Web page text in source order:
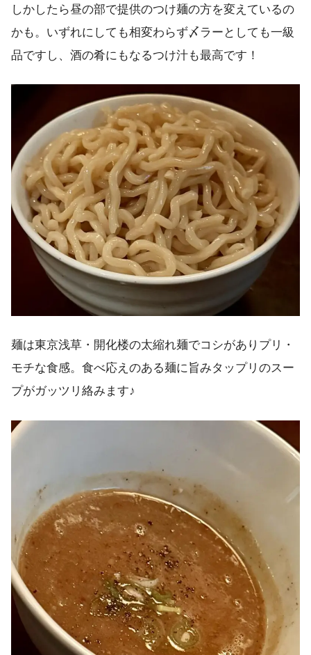
しかしたら昼の部で提供のつけ麺の方を変えているの
かも。いずれにしても相変わらず〆ラーとしても一級
品ですし、酒の肴にもなるつけ汁も最高です！
麺は東京浅草・開化楼の太縮れ麺でコシがありプリ・
モチな食感。食べ応えのある麺に旨みタップリのスー
プがガッツリ絡みます♪